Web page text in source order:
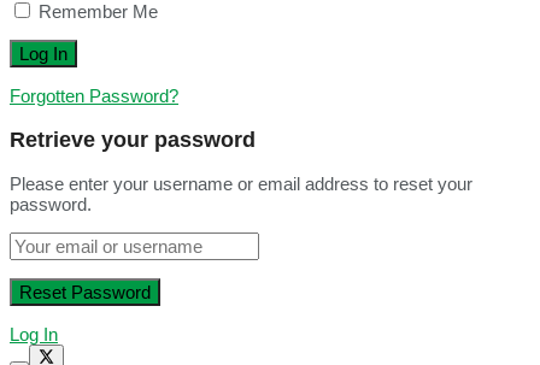
Remember Me
Forgotten Password?
Retrieve your password
Please enter your username or email address to reset your
password.
Log In